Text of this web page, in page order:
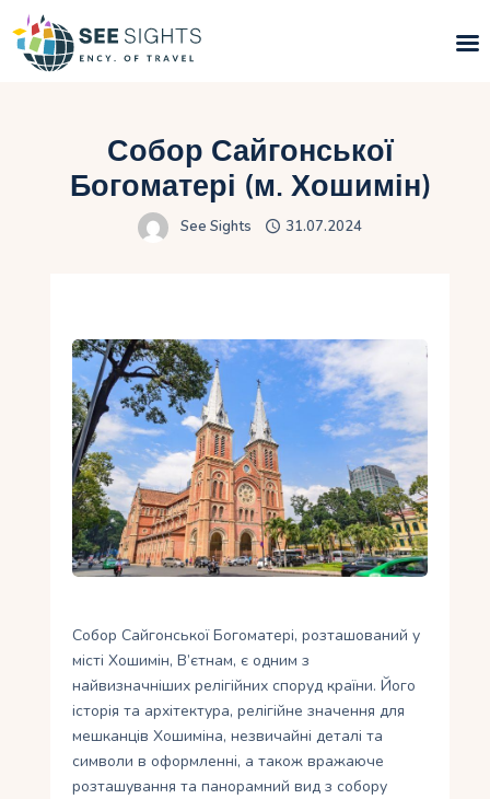
Гарячі тури
Типи Турів
Інфо
Блог
Контакти
Укр
Собор Сайгонської
Богоматері (м. Хошимін)
See Sights 31.07.2024
Собор Сайгонської Богоматері, розташований у
місті Хошимін, В’єтнам, є одним з
найвизначніших релігійних споруд країни. Його
історія та архітектура, релігійне значення для
мешканців Хошиміна, незвичайні деталі та
символи в оформленні, а також вражаюче
розташування та панорамний вид з собору